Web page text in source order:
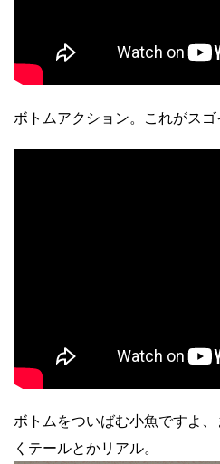
ボトムアクション。これがスゴ
ボトムをついばむ小魚ですよ
くテールとかリアル。